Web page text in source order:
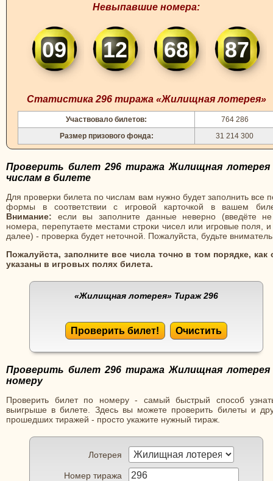
Невыпавшие номера:
09 12 68 87
Статистика 296 тиража «Жилищная лотерея»
Участвовало билетов:
764 286
Размер призового фонда:
31 214 300
Проверить билет 296 тиража Жилищная лотерея
числам в билете
Для проверки билета по числам вам нужно будет заполнить все
формы в соответствии с игровой карточкой в вашем
Внимание: если вы заполните данные неверно (введёте
номера, перепутаете местами строки чисел или игровые поля, и
далее) - проверка будет неточной. Пожалуйста, будьте
Пожалуйста, заполните все числа точно в том порядке, как
указаны в игровых полях билета.
«Жилищная лотерея» Тираж 296
Проверить билет! Очистить
Проверить билет 296 тиража Жилищная лотерея
номеру
Проверить билет по номеру - самый быстрый способ
выигрыше в билете. Здесь вы можете проверить билеты и
прошедших тиражей - просто укажите нужный тираж.
Лотерея
Номер тиража